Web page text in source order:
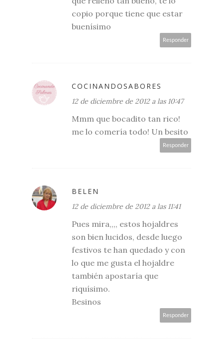
copio porque tiene que estar
buenísimo
Responder
COCINANDOSABORES
12 de diciembre de 2012 a las 10:47
Mmm que bocadito tan rico!
me lo comería todo! Un besito
Responder
BELEN
12 de diciembre de 2012 a las 11:41
Pues mira,,,, estos hojaldres
son bien lucidos, desde luego
festivos te han quedado y con
lo que me gusta el hojaldre
también apostaría que
riquísimo.
Besinos
Responder